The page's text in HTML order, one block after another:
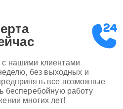
нашими клиентами
без выходных и
все возможные
бесперебойную работу
многих лет!